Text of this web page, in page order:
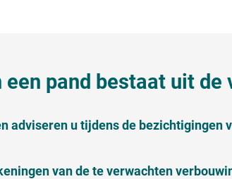
een pand bestaat uit de
adviseren u tijdens de bezichtigingen
van de te verwachten